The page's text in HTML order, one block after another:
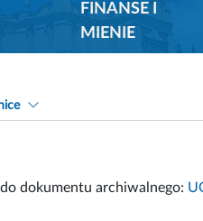
FINANSE I
MIENIE
dokumentu archiwalnego: